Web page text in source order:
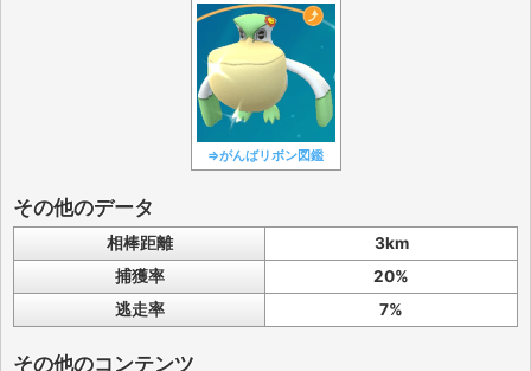
⇒がんばリボン図鑑
その他のデータ
相棒距離
3km
捕獲率
20%
逃走率
7%
その他のコンテンツ